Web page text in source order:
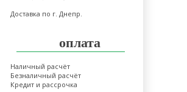
Доставка по г. Днепр.
оплата
Наличный расчёт
Безналичный расчёт
Кредит и рассрочка